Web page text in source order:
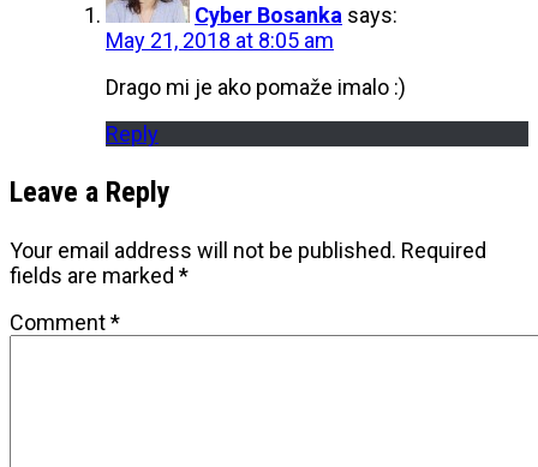
Cyber Bosanka says:
May 21, 2018 at 8:05 am
Drago mi je ako pomaže imalo :)
Reply
Leave a Reply
Your email address will not be published. Required
fields are marked *
Comment*